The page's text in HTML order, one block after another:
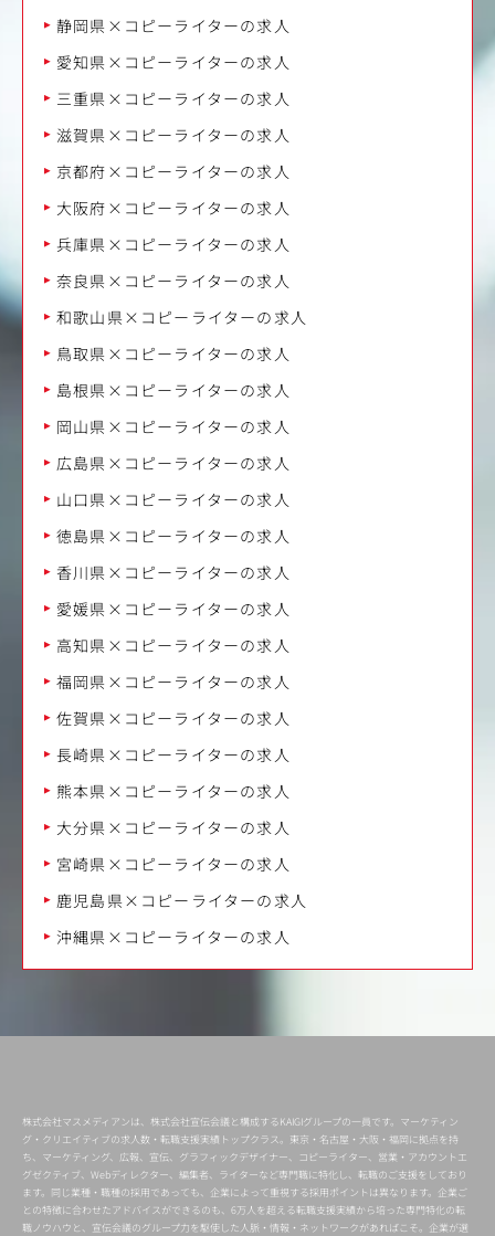
静岡県×コピーライターの求人
愛知県×コピーライターの求人
三重県×コピーライターの求人
滋賀県×コピーライターの求人
京都府×コピーライターの求人
大阪府×コピーライターの求人
兵庫県×コピーライターの求人
奈良県×コピーライターの求人
和歌山県×コピーライターの求人
鳥取県×コピーライターの求人
島根県×コピーライターの求人
岡山県×コピーライターの求人
広島県×コピーライターの求人
山口県×コピーライターの求人
徳島県×コピーライターの求人
香川県×コピーライターの求人
愛媛県×コピーライターの求人
高知県×コピーライターの求人
福岡県×コピーライターの求人
佐賀県×コピーライターの求人
長崎県×コピーライターの求人
熊本県×コピーライターの求人
大分県×コピーライターの求人
宮崎県×コピーライターの求人
鹿児島県×コピーライターの求人
沖縄県×コピーライターの求人
株式会社マスメディアンは、株式会社宣伝会議と構成するKAIGIグループの一員です。マーケティン
グ・クリエイティブの求人数・転職支援実績トップクラス。東京・名古屋・大阪・福岡に拠点を持
ち、マーケティング、広報、宣伝、グラフィックデザイナー、コピーライター、営業・アカウントエ
グゼクティブ、Webディレクター、編集者、ライターなど専門職に特化し、転職のご支援をしており
ます。同じ業種・職種の採用であっても、企業によって重視する採用ポイントは異なります。企業ご
との特徴に合わせたアドバイスができるのも、6万人を超える転職支援実績から培った専門特化の転
職ノウハウと、宣伝会議のグループ力を駆使した人脈・情報・ネットワークがあればこそ。企業が選